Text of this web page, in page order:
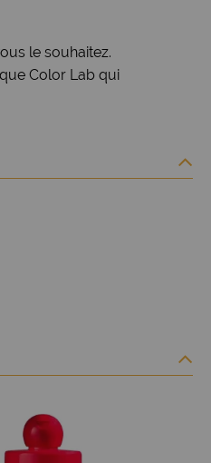
le souhaitez.
Color Lab qui